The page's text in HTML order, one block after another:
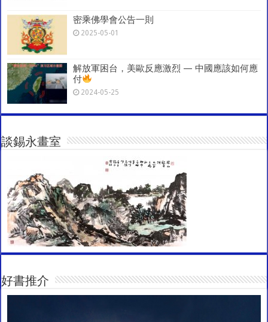
密乘佛學會公告一則
2025-05-01
解放軍困台，美歐反應激烈 — 中國應該如何應
付
2024-05-25
談錫永畫室
好書推介